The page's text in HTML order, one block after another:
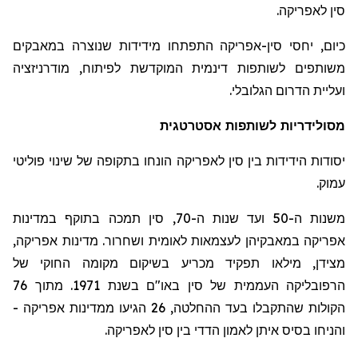
סין לאפריקה.
כיום, יחסי סין-אפריקה התפתחו מידידות שנוצרה במאבקים
משותפים לשותפות דינמית המוקדשת לפיתוח, מודרניזציה
ועליית הדרום הגלובלי.
מסולידריות לשותפות אסטרטגית
יסודות הידידות בין סין לאפריקה הונחו בתקופה של שינוי פוליטי
עמוק.
משנות ה-50 ועד שנות ה-70, סין תמכה בתוקף במדינות
אפריקה במאבקיהן לעצמאות לאומית ושחרור. מדינות אפריקה,
מצידן, מילאו תפקיד מכריע בשיקום מקומה החוקי של
הרפובליקה העממית של סין באו"ם בשנת 1971. מתוך 76
הקולות שהתקבלו בעד ההחלטה, 26 הגיעו ממדינות אפריקה -
והניחו בסיס איתן לאמון הדדי בין סין לאפריקה.